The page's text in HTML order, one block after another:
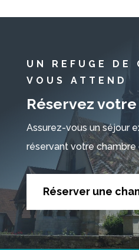
UN REFUGE DE
VOUS ATTEND
Réservez
Assurez-vous un séjour
réservant votre chambre
Réserver une